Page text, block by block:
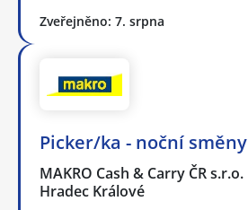
Zveřejněno: 7. srpna
Picker/ka - noční směny
MAKRO Cash & Carry ČR s.r.o.
Hradec Králové